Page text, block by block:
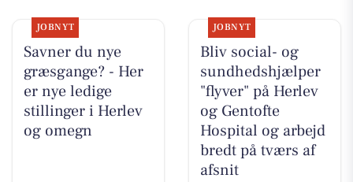
JOBNYT
Savner du nye
græsgange? - Her
er nye ledige
stillinger i Herlev
og omegn
JOBNYT
Bliv social- og
sundhedshjælper
"flyver" på Herlev
og Gentofte
Hospital og arbejd
bredt på tværs af
afsnit